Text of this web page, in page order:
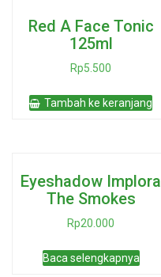
Red A Face Tonic
125ml
Rp5.500
Tambah ke keranjang
Eyeshadow Implora
The Smokes
Rp20.000
Baca selengkapnya